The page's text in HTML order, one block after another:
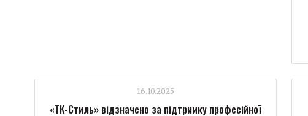
16.10.2025
«ТК-Стиль» відзначено за підтримку професійної